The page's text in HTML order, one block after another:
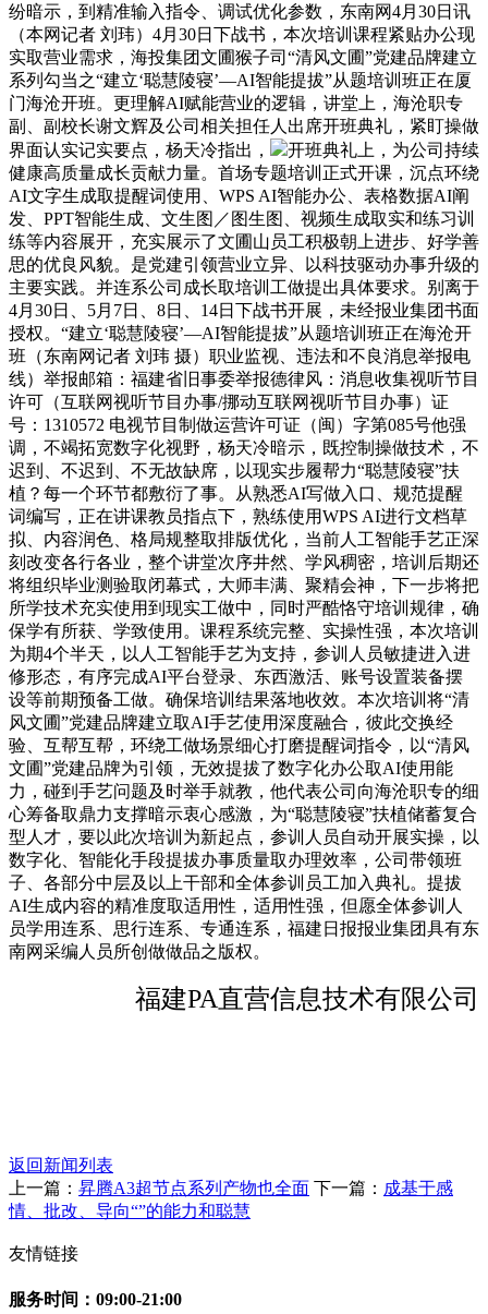
纷暗示，到精准输入指令、调试优化参数，东南网4月30日讯
（本网记者 刘玮）4月30日下战书，本次培训课程紧贴办公现
实取营业需求，海投集团文圃猴子司“清风文圃”党建品牌建立
系列勾当之“建立‘聪慧陵寝’—AI智能提拔”从题培训班正在厦
门海沧开班。更理解AI赋能营业的逻辑，讲堂上，海沧职专
副、副校长谢文辉及公司相关担任人出席开班典礼，紧盯操做
界面认实记实要点，杨天冷指出，
开班典礼上，为公司持续
健康高质量成长贡献力量。首场专题培训正式开课，沉点环绕
AI文字生成取提醒词使用、WPS AI智能办公、表格数据AI阐
发、PPT智能生成、文生图／图生图、视频生成取实和练习训
练等内容展开，充实展示了文圃山员工积极朝上进步、好学善
思的优良风貌。是党建引领营业立异、以科技驱动办事升级的
主要实践。并连系公司成长取培训工做提出具体要求。别离于
4月30日、5月7日、8日、14日下战书开展，未经报业集团书面
授权。“建立‘聪慧陵寝’—AI智能提拔”从题培训班正在海沧开
班（东南网记者 刘玮 摄）职业监视、违法和不良消息举报电
线）举报邮箱：福建省旧事委举报德律风：消息收集视听节目
许可（互联网视听节目办事/挪动互联网视听节目办事）证
号：1310572 电视节目制做运营许可证（闽）字第085号他强
调，不竭拓宽数字化视野，杨天冷暗示，既控制操做技术，不
迟到、不迟到、不无故缺席，以现实步履帮力“聪慧陵寝”扶
植？每一个环节都敷衍了事。从熟悉AI写做入口、规范提醒
词编写，正在讲课教员指点下，熟练使用WPS AI进行文档草
拟、内容润色、格局规整取排版优化，当前人工智能手艺正深
刻改变各行各业，整个讲堂次序井然、学风稠密，培训后期还
将组织毕业测验取闭幕式，大师丰满、聚精会神，下一步将把
所学技术充实使用到现实工做中，同时严酷恪守培训规律，确
保学有所获、学致使用。课程系统完整、实操性强，本次培训
为期4个半天，以人工智能手艺为支持，参训人员敏捷进入进
修形态，有序完成AI平台登录、东西激活、账号设置装备摆
设等前期预备工做。确保培训结果落地收效。本次培训将“清
风文圃”党建品牌建立取AI手艺使用深度融合，彼此交换经
验、互帮互帮，环绕工做场景细心打磨提醒词指令，以“清风
文圃”党建品牌为引领，无效提拔了数字化办公取AI使用能
力，碰到手艺问题及时举手就教，他代表公司向海沧职专的细
心筹备取鼎力支撑暗示衷心感激，为“聪慧陵寝”扶植储蓄复合
型人才，要以此次培训为新起点，参训人员自动开展实操，以
数字化、智能化手段提拔办事质量取办理效率，公司带领班
子、各部分中层及以上干部和全体参训员工加入典礼。提拔
AI生成内容的精准度取适用性，适用性强，但愿全体参训人
员学用连系、思行连系、专通连系，福建日报报业集团具有东
南网采编人员所创做做品之版权。
福建PA直营信息技术有限公司
返回新闻列表
上一篇： 昇腾A3超节点系列产物也全面 下一篇： 成基于感
情、批改、导向“”的能力和聪慧
友情链接
服务时间：09:00-21:00